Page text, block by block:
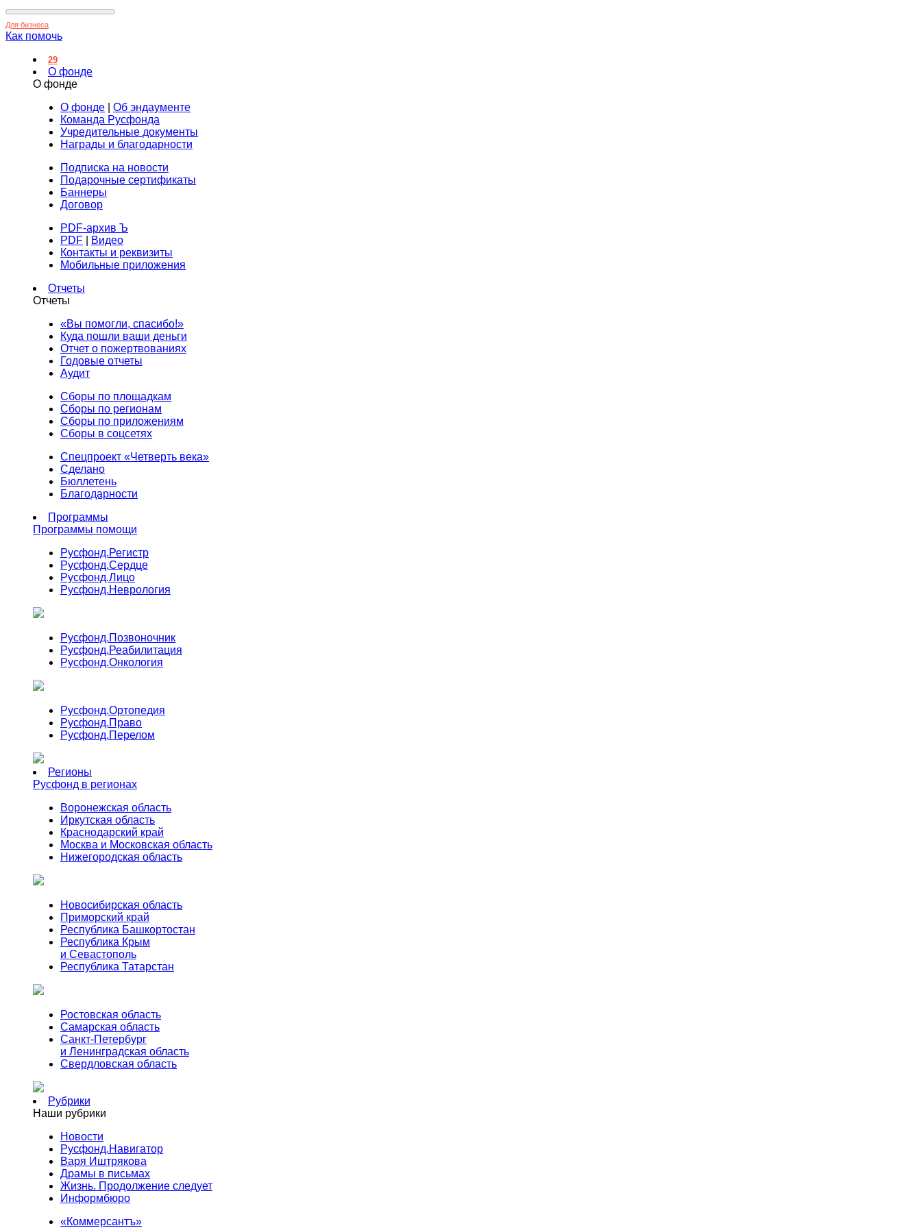
Для бизнеса
Как помочь
29
О фонде
О фонде
О фонде
Об эндаументе
Команда Русфонда
Учредительные документы
Награды и благодарности
Подписка на новости
Подарочные сертификаты
Баннеры
Договор
PDF-архив Ъ
PDF
Видео
Контакты и реквизиты
Мобильные приложения
Отчеты
Отчеты
«Вы помогли, спасибо!»
Куда пошли ваши деньги
Отчет о пожертвованиях
Годовые отчеты
Аудит
Сборы по площадкам
Сборы по регионам
Сборы по приложениям
Сборы в соцсетях
Спецпроект «Четверть века»
Сделано
Бюллетень
Благодарности
Программы
Программы помощи
Русфонд.Регистр
Русфонд.Сердце
Русфонд.Лицо
Русфонд.Неврология
Русфонд.Позвоночник
Русфонд.Реабилитация
Русфонд.Онкология
Русфонд.Ортопедия
Русфонд.Право
Русфонд.Перелом
Регионы
Русфонд в регионах
Воронежская область
Иркутская область
Краснодарский край
Москва и Московская область
Нижегородская область
Новосибирская область
Приморский край
Республика Башкортостан
Республика Крым
и Севастополь
Республика Татарстан
Ростовская область
Самарская область
Санкт-Петербург
и Ленинградская область
Свердловская область
Рубрики
Наши рубрики
Новости
Русфонд.Навигатор
Варя Иштрякова
Драмы в письмах
Жизнь. Продолжение следует
Информбюро
«Коммерсантъ»